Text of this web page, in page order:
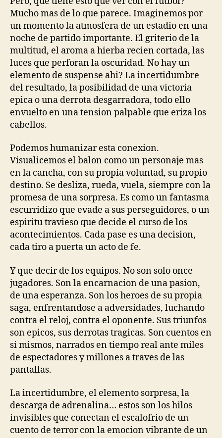
Mucho mas de lo que parece. Imaginemos por
un momento la atmosfera de un estadio en una
noche de partido importante. El griterio de la
multitud, el aroma a hierba recien cortada, las
luces que perforan la oscuridad. No hay un
elemento de suspense ahi? La incertidumbre
del resultado, la posibilidad de una victoria
epica o una derrota desgarradora, todo ello
envuelto en una tension palpable que eriza los
cabellos.
Podemos humanizar esta conexion.
Visualicemos el balon como un personaje mas
en la cancha, con su propia voluntad, su propio
destino. Se desliza, rueda, vuela, siempre con la
promesa de una sorpresa. Es como un fantasma
escurridizo que evade a sus perseguidores, o un
espiritu travieso que decide el curso de los
acontecimientos. Cada pase es una decision,
cada tiro a puerta un acto de fe.
Y que decir de los equipos. No son solo once
jugadores. Son la encarnacion de una pasion,
de una esperanza. Son los heroes de su propia
saga, enfrentandose a adversidades, luchando
contra el reloj, contra el oponente. Sus triunfos
son epicos, sus derrotas tragicas. Son cuentos en
si mismos, narrados en tiempo real ante miles
de espectadores y millones a traves de las
pantallas.
La incertidumbre, el elemento sorpresa, la
descarga de adrenalina… estos son los hilos
invisibles que conectan el escalofrio de un
cuento de terror con la emocion vibrante de un